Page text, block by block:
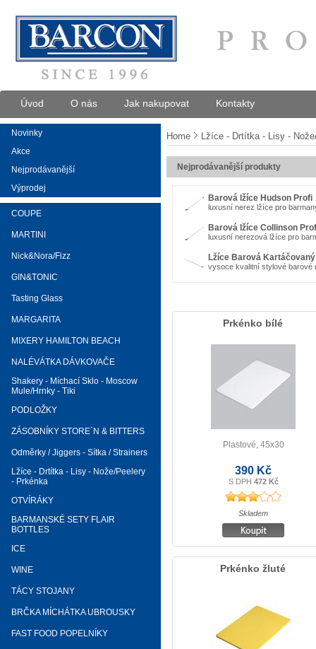
Úvod O nás Jak nakupovat Kontakty
Novinky
Akce
Nejprodávanější
Výprodej
COUPE
MARTINI
Nick&Nora/Fizz
GIN&TONIC
Tasting Glass
MARGARITA
MIXERY HAMILTON BEACH
NALÉVÁTKA DÁVKOVAČE
Shakery - Míchací Sklo - Moscow
Mule/Hrnky - Tiki
PODLOŽKY
ZÁSOBNÍKY STORE´N & BITTERS
Odměrky / Jiggers - Sítka / Strainers
Lžíce - Drtítka - Lisy - Nože/Peelery
- Prkénka
OTVÍRÁKY
BARMANSKÉ SETY FLAIR
BOTTLES
ICE
WINE
TÁCY STOJANY
BRČKA MÍCHÁTKA UBROUSKY
FAST FOOD POPELNÍKY
Home Lžíce - Drtítka - Lisy -
Nejprodávanější produkty
Barová lžíce Hudson Profi
luxusní nerez lžíce pro
Barová lžíce Collinson
luxusní nerezová lžíce pro
Lžíce Barová
vysoce kvalitní stylové barové
Prkénko bílé
Plastové, 45x30
390 Kč
S DPH 472 Kč
Skladem
Prkénko žluté